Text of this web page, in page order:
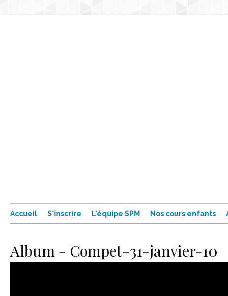
Accueil S'inscrire L'équipe SPM Nos cours enfants
Album - Compet-31-janvier-10